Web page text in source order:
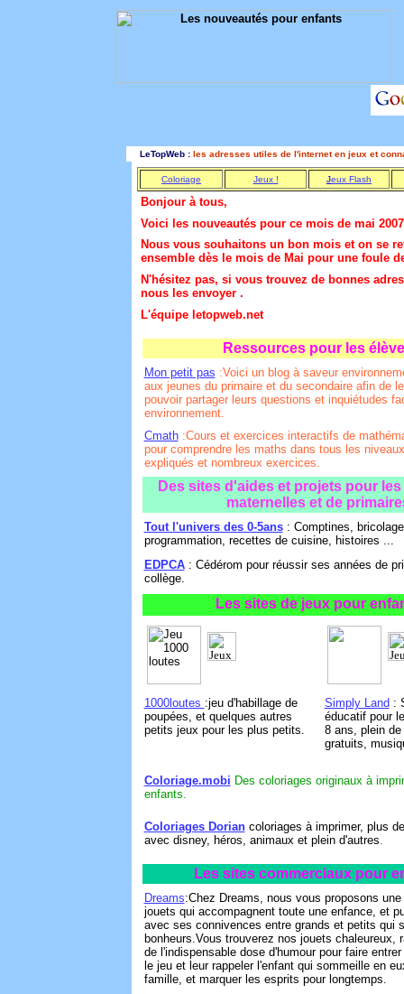
LeTopWeb : les adresses utiles de l'internet en jeux et
Coloriage Jeux ! Jeux Flash
Bonjour à tous,
Voici les nouveautés pour ce mois de mai
Nous vous souhaitons un bon mois et on se
ensemble dès le mois de Mai pour une foule
N'hésitez pas, si vous trouvez de bonnes
nous les envoyer .
L'équipe letopweb.net
Ressources pour les
Mon petit pas :Voici un blog à saveur
aux jeunes du primaire et du secondaire afin de
pouvoir partager leurs questions et inquiétudes
environnement.
Cmath:Cours et exercices interactifs de
pour comprendre les maths dans tous les
expliqués et nombreux exercices.
Des sites d'aides et projets pour
maternelles et de
Tout l'univers des 0-5ans: Comptines,
programmation, recettes de cuisine, histoires ...
EDPCA: Cédérom pour réussir ses années de
collège.
Les sites de jeux pour
1000loutes :jeu d'habillage de
poupées, et quelques autres
petits jeux pour les plus petits.
Simply Land :
éducatif pour
8 ans, plein
gratuits,
Coloriage.mobi Des coloriages originaux à
enfants.
Coloriages Dorian coloriages à imprimer, plus
avec disney, héros, animaux et plein d'autres.
Les sites commerciaux pour
Dreams:Chez Dreams, nous vous proposons
jouets qui accompagnent toute une enfance, et
avec ses connivences entre grands et petits qui
bonheurs.Vous trouverez nos jouets chaleureux,
de l'indispensable dose d'humour pour faire
le jeu et leur rappeler l'enfant qui sommeille en
famille, et marquer les esprits pour longtemps.